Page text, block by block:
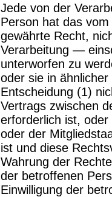
Jede von der
Person hat das
gewährte Recht,
Verarbeitung —
unterworfen zu
oder sie in
Entscheidung (1)
Vertrags zwischen
erforderlich ist,
oder der
ist und diese
Wahrung der
der betroffenen
Einwilligung der